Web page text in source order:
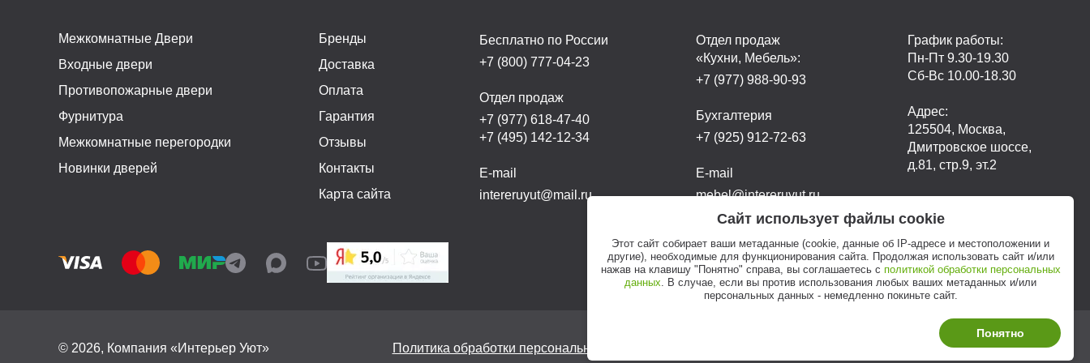
Сайт использует файлы cookie
Этот сайт собирает ваши метаданные (cookie, данные об IP-адресе и местоположении и
другие), необходимые для функционирования сайта. Продолжая использовать сайт и/или
нажав на клавишу "Понятно" справа, вы соглашаетесь с политикой обработки персональных
данных. В случае, если вы против использования любых ваших метаданных и/или
персональных данных - немедленно покиньте сайт.
Понятно
Межкомнатные Двери
Входные двери
Противопожарные двери
Фурнитура
Межкомнатные перегородки
Новинки дверей
Бренды
Доставка
Оплата
Гарантия
Отзывы
Контакты
Карта сайта
Бесплатно по России
+7 (800) 777-04-23
Отдел продаж
+7 (977) 618-47-40
+7 (495) 142-12-34
E-mail
intereruyut@mail.ru
Отдел продаж
«Кухни, Мебель»:
+7 (977) 988-90-93
Бухгалтерия
+7 (925) 912-72-63
E-mail
mebel@intereruyut.ru
График работы:
Пн-Пт 9.30-19.30
Сб-Вс 10.00-18.30
Адрес:
125504, Москва,
Дмитровское шоссе,
д.81, стр.9, эт.2
© 2026, Компания «Интерьер Уют» Политика обработки персональных данных Этот сайт продвигает: Кузнецов Анатолий